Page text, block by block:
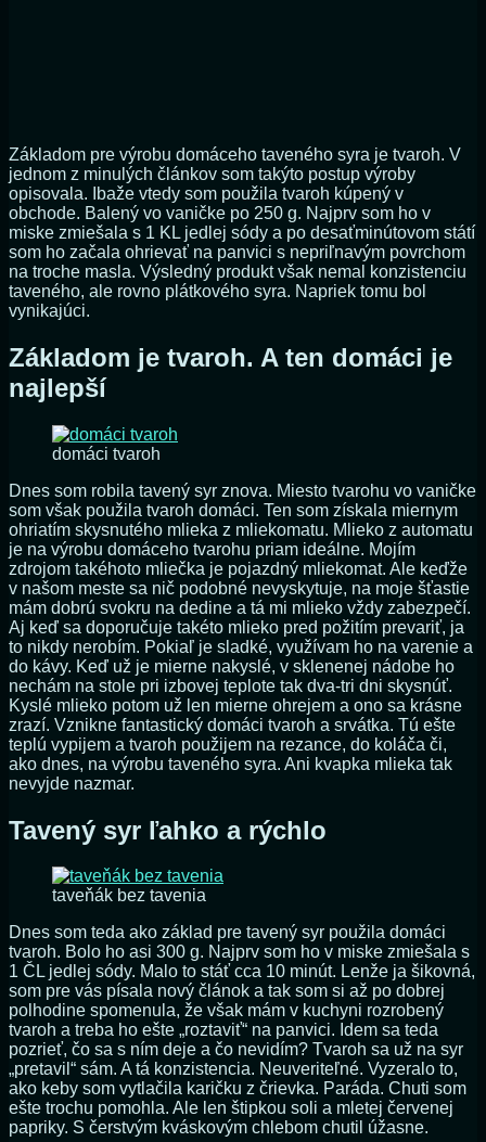
Základom pre výrobu domáceho taveného syra je tvaroh. V
jednom z minulých článkov som takýto postup výroby
opisovala. Ibaže vtedy som použila tvaroh kúpený v
obchode. Balený vo vaničke po 250 g. Najprv som ho v
miske zmiešala s 1 KL jedlej sódy a po desaťminútovom státí
som ho začala ohrievať na panvici s nepriľnavým povrchom
na troche masla. Výsledný produkt však nemal konzistenciu
taveného, ale rovno plátkového syra. Napriek tomu bol
vynikajúci.
Základom je tvaroh. A ten domáci je
najlepší
domáci tvaroh
Dnes som robila tavený syr znova. Miesto tvarohu vo vaničke
som však použila tvaroh domáci. Ten som získala miernym
ohriatím skysnutého mlieka z mliekomatu. Mlieko z automatu
je na výrobu domáceho tvarohu priam ideálne. Mojím
zdrojom takéhoto mliečka je pojazdný mliekomat. Ale keďže
v našom meste sa nič podobné nevyskytuje, na moje šťastie
mám dobrú svokru na dedine a tá mi mlieko vždy zabezpečí.
Aj keď sa doporučuje takéto mlieko pred požitím prevariť, ja
to nikdy nerobím. Pokiaľ je sladké, využívam ho na varenie a
do kávy. Keď už je mierne nakyslé, v sklenenej nádobe ho
nechám na stole pri izbovej teplote tak dva-tri dni skysnúť.
Kyslé mlieko potom už len mierne ohrejem a ono sa krásne
zrazí. Vznikne fantastický domáci tvaroh a srvátka. Tú ešte
teplú vypijem a tvaroh použijem na rezance, do koláča či,
ako dnes, na výrobu taveného syra. Ani kvapka mlieka tak
nevyjde nazmar.
Tavený syr ľahko a rýchlo
taveňák bez tavenia
Dnes som teda ako základ pre tavený syr použila domáci
tvaroh. Bolo ho asi 300 g. Najprv som ho v miske zmiešala s
1 ČL jedlej sódy. Malo to stáť cca 10 minút. Lenže ja šikovná,
som pre vás písala nový článok a tak som si až po dobrej
polhodine spomenula, že však mám v kuchyni rozrobený
tvaroh a treba ho ešte „roztaviť“ na panvici. Idem sa teda
pozrieť, čo sa s ním deje a čo nevidím? Tvaroh sa už na syr
„pretavil“ sám. A tá konzistencia. Neuveriteľné. Vyzeralo to,
ako keby som vytlačila karičku z črievka. Paráda. Chuti som
ešte trochu pomohla. Ale len štipkou soli a mletej červenej
papriky. S čerstvým kváskovým chlebom chutil úžasne.